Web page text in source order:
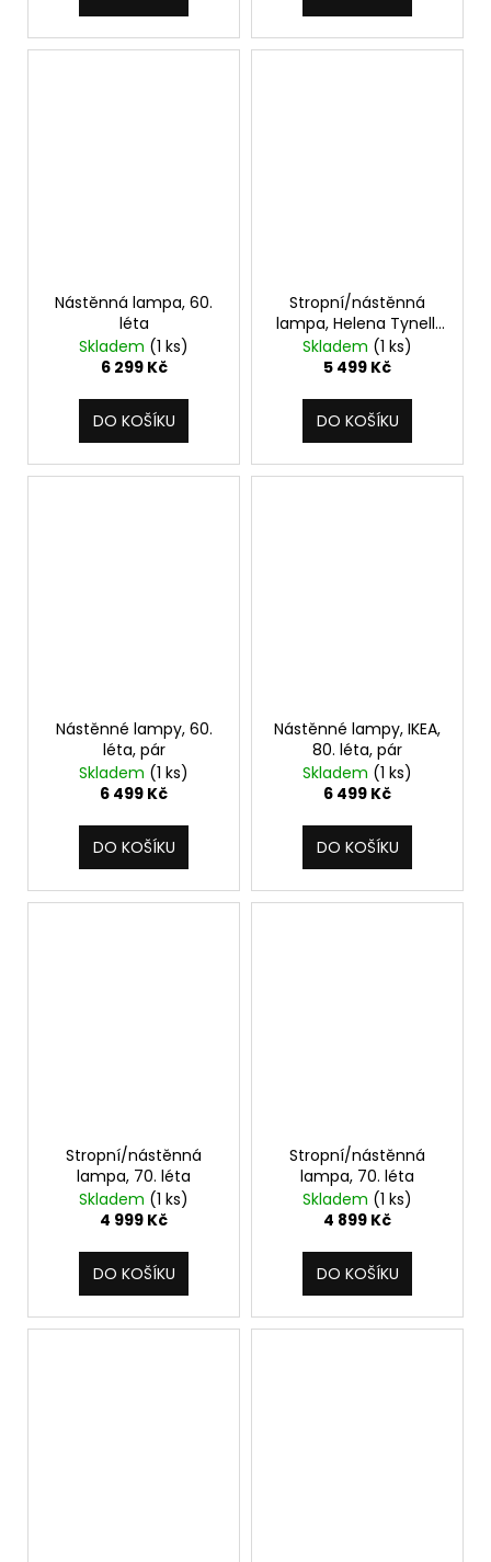
Nástěnná lampa, 60.
léta
Skladem (1 ks)
6 299 Kč
DO KOŠÍKU
Stropní/nástěnná
lampa, Helena Tynell,
70. léta
Skladem (1 ks)
5 499 Kč
DO KOŠÍKU
Nástěnné lampy, 60.
léta, pár
Skladem (1 ks)
6 499 Kč
DO KOŠÍKU
Nástěnné lampy, IKEA,
80. léta, pár
Skladem (1 ks)
6 499 Kč
DO KOŠÍKU
Stropní/nástěnná
lampa, 70. léta
Skladem (1 ks)
4 999 Kč
DO KOŠÍKU
Stropní/nástěnná
lampa, 70. léta
Skladem (1 ks)
4 899 Kč
DO KOŠÍKU